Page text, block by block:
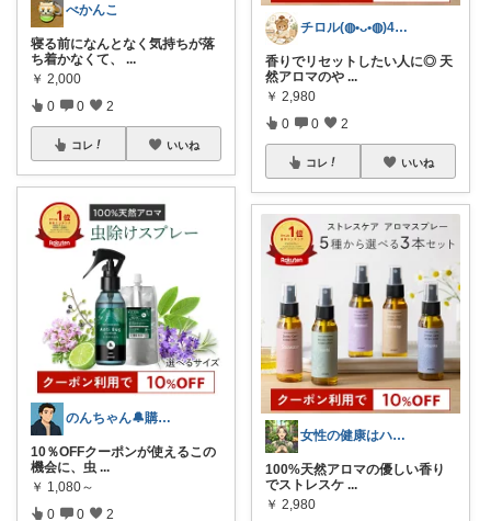
べかんこ
寝る前になんとなく気持ちが落
ち着かなくて、
...
￥ 2,000
0 0 2
コレ いいね
のんちゃん🔔購入感謝です✨
10％OFFクーポンが使えるこの
機会に、虫 ...
￥ 1,080～
0 0 2
チロル(◍•ᴗ•◍)40代ワーママ🎵
香りでリセットしたい人に◎ 天
然アロマのや ...
￥ 2,980
0 0 2
コレ いいね
女性の健康はハーブから
100%天然アロマの優しい香り
でストレスケ ...
￥ 2,980